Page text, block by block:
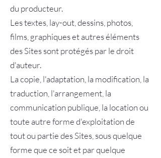
du producteur.
Les textes, lay-out, dessins, photos,
films, graphiques et autres éléments
des Sites sont protégés par le droit
d'auteur.
La copie, l'adaptation, la modification, la
traduction, l'arrangement, la
communication publique, la location ou
toute autre forme d'exploitation de
tout ou partie des Sites, sous quelque
forme que ce soit et par quelque